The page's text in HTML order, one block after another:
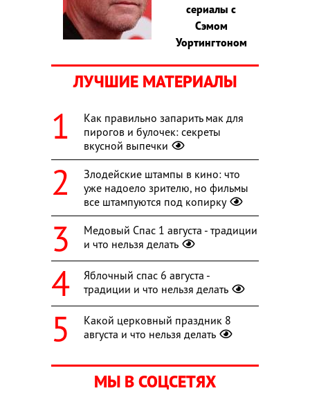
сериалы с
Сэмом
Уортингтоном
ЛУЧШИЕ МАТЕРИАЛЫ
Как правильно запарить мак для
пирогов и булочек: секреты
вкусной выпечки
Злодейские штампы в кино: что
уже надоело зрителю, но фильмы
все штампуются под копирку
Медовый Спас 1 августа - традиции
и что нельзя делать
Яблочный спас 6 августа -
традиции и что нельзя делать
Какой церковный праздник 8
августа и что нельзя делать
МЫ В СОЦСЕТЯХ